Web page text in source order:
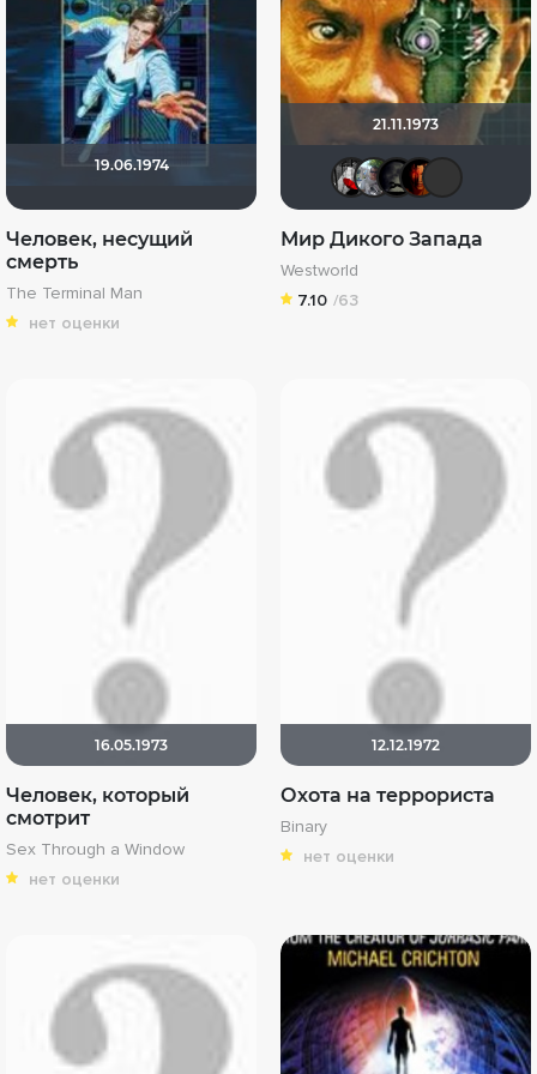
19.06.1974
Человек, несущий
смерть
The Terminal Man
нет оценки
21.11.1973
Мышь
Мир Дикого Запада
Westworld
7.10 /63
16.05.1973
Человек, который
смотрит
Sex Through a Window
нет оценки
12.12.1972
Охота на террориста
Binary
нет оценки